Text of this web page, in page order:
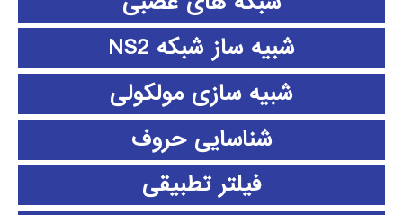
شبیه ساز شبکه NS2
شبیه سازی مولکولی
شناسایی حروف
فیلتر تطبیقی